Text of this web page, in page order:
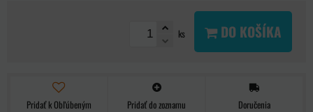
ks DO KOŠÍKA
Pridať k Obľúbeným Pridať do zoznamu Doručenia